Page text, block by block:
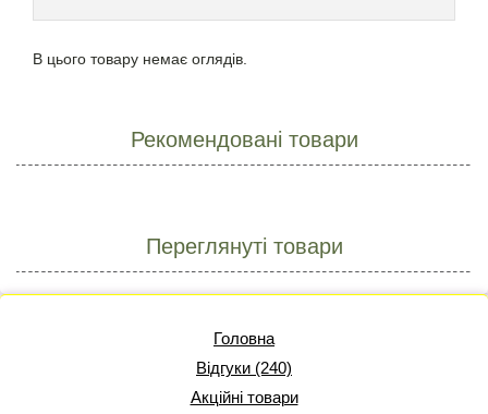
В цього товару немає оглядів.
Рекомендовані товари
Переглянуті товари
Головна
Відгуки (240)
Акційні товари